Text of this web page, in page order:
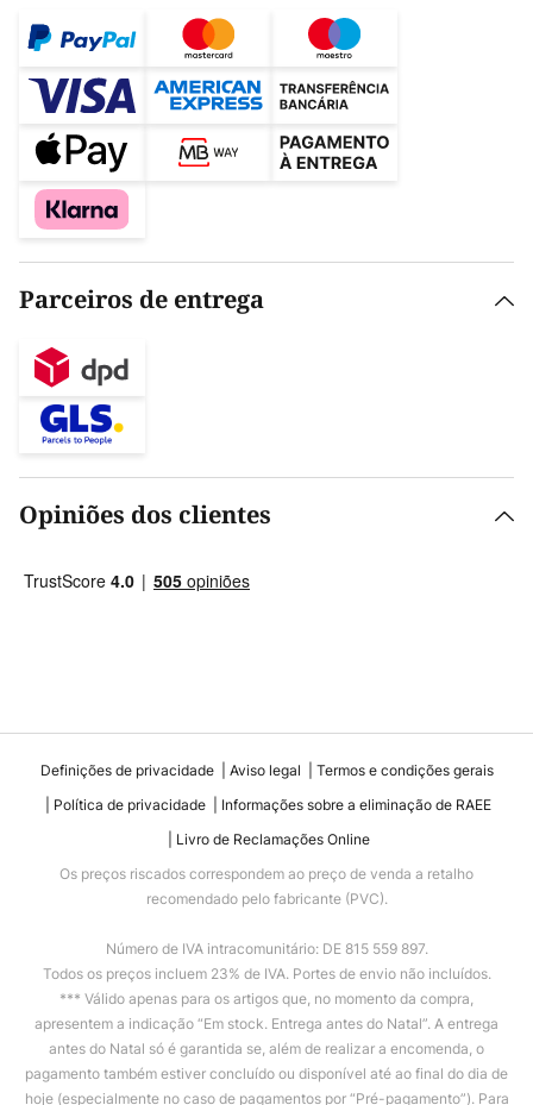
Parceiros de entrega
Opiniões dos clientes
Definições de privacidade Aviso legal
Termos e condições gerais
Política de privacidade
Informações sobre a eliminação de RAEE
Livro de Reclamações Online
Os preços riscados correspondem ao preço de venda a retalho
recomendado pelo fabricante (PVC).
Número de IVA intracomunitário: DE 815 559 897.
Todos os preços incluem 23% de IVA. Portes de envio não incluídos.
*** Válido apenas para os artigos que, no momento da compra,
apresentem a indicação “Em stock. Entrega antes do Natal”. A entrega
antes do Natal só é garantida se, além de realizar a encomenda, o
pagamento também estiver concluído ou disponível até ao final do dia de
hoje (especialmente no caso de pagamentos por “Pré-pagamento”). Para